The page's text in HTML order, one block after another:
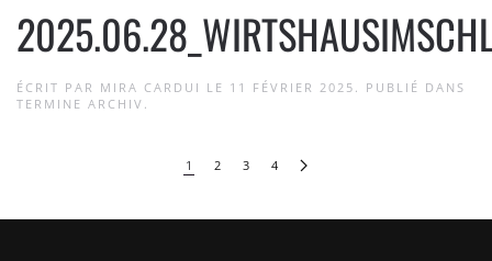
ÉCRIT PAR MIRA CARDUI LE 11 FÉVRIER 2025 . PUBLIÉ DANS
TERMINE ARCHIV .
1 2 3 4